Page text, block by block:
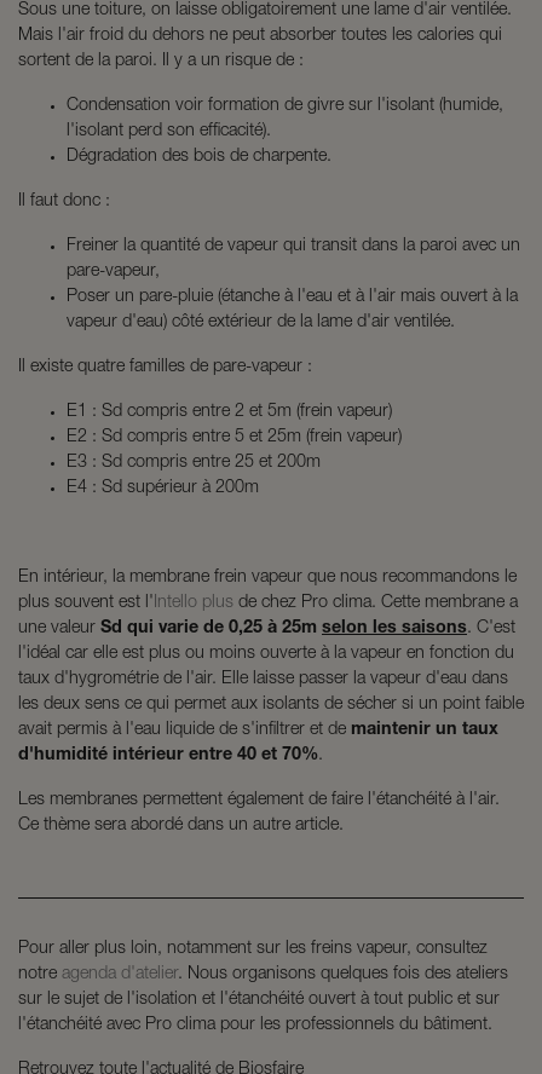
Sous une toiture, on laisse obligatoirement une lame d'air ventilée.
Mais l'air froid du dehors ne peut absorber toutes les calories qui
sortent de la paroi. Il y a un risque de :
Condensation voir formation de givre sur l'isolant (humide,
l'isolant perd son efficacité).
Dégradation des bois de charpente.
Il faut donc :
Freiner la quantité de vapeur qui transit dans la paroi avec un
pare-vapeur,
Poser un pare-pluie (étanche à l'eau et à l'air mais ouvert à la
vapeur d'eau) côté extérieur de la lame d'air ventilée.
Il existe quatre familles de pare-vapeur :
E1 : Sd compris entre 2 et 5m (frein vapeur)
E2 : Sd compris entre 5 et 25m (frein vapeur)
E3 : Sd compris entre 25 et 200m
E4 : Sd supérieur à 200m
En intérieur, la membrane frein vapeur que nous recommandons le
plus souvent est l' Intello plus de chez Pro clima. Cette membrane a
une valeur Sd qui varie de 0,25 à 25m selon les saisons. C'est
l'idéal car elle est plus ou moins ouverte à la vapeur en fonction du
taux d'hygrométrie de l'air. Elle laisse passer la vapeur d'eau dans
les deux sens ce qui permet aux isolants de sécher si un point faible
avait permis à l'eau liquide de s'infiltrer et de maintenir un taux
d'humidité intérieur entre 40 et 70%.
Les membranes permettent également de faire l'étanchéité à l'air.
Ce thème sera abordé dans un autre article.
Pour aller plus loin, notamment sur les freins vapeur, consultez
notre agenda d'atelier. Nous organisons quelques fois des ateliers
sur le sujet de l'isolation et l'étanchéité ouvert à tout public et sur
l'étanchéité avec Pro clima pour les professionnels du bâtiment.
Retrouvez toute l'actualité de Biosfaire